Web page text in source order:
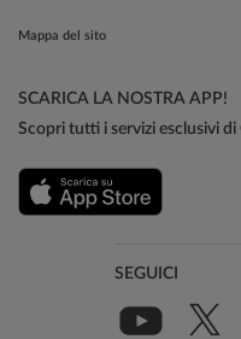
Mappa del sito
SCARICA LA NOSTRA APP!
Scopri tutti i servizi esclusivi di
SEGUICI